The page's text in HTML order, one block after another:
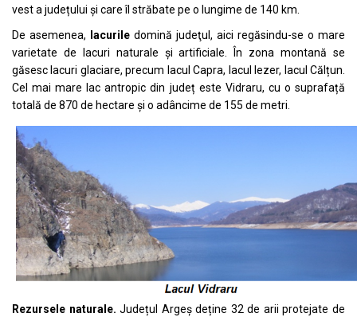
vest a județului și care îl străbate pe o lungime de 140 km.
De asemenea,
lacurile domină judeţul, aici regăsindu-se o mare
varietate de lacuri naturale și artificiale. În zona montană se
găsesc lacuri glaciare, precum lacul Capra, lacul Iezer, lacul Călțun.
Cel mai mare lac antropic din județ este Vidraru, cu o suprafață
totală de 870 de hectare și o adâncime de 155 de metri.
Rezursele naturale.Județul Argeș deține 32 de arii protejate de